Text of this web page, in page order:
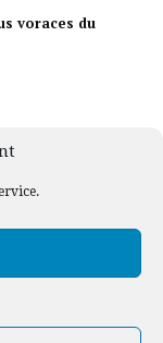
voraces du